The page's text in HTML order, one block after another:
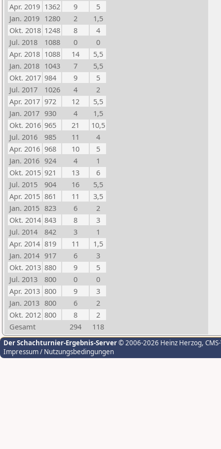
Apr. 2019 1362 9
5
Jan. 2019 1280 2
1,5
Okt. 2018 1248 8
4
Jul. 2018
1088 0
0
Apr. 2018 1088 14
5,5
Jan. 2018 1043 7
5,5
Okt. 2017 984 9
5
Jul. 2017
1026 4
2
Apr. 2017 972 12
5,5
Jan. 2017 930 4
1,5
Okt. 2016 965 21
10,5
Jul. 2016
985 11
4
Apr. 2016 968 10
5
Jan. 2016 924 4
1
Okt. 2015 921 13
6
Jul. 2015
904 16
5,5
Apr. 2015 861 11
3,5
Jan. 2015 823 6
2
Okt. 2014 843 8
3
Jul. 2014
842 3
1
Apr. 2014 819 11
1,5
Jan. 2014 917 6
3
Okt. 2013 880 9
5
Jul. 2013
800 0
0
Apr. 2013 800 9
3
Jan. 2013 800 6
2
Okt. 2012 800 8
2
Gesamt
294 118
Der Schachturnier-Ergebnis-Server© 2006-2026 Heinz Herzog,
Impressum / Nutzungsbedingungen